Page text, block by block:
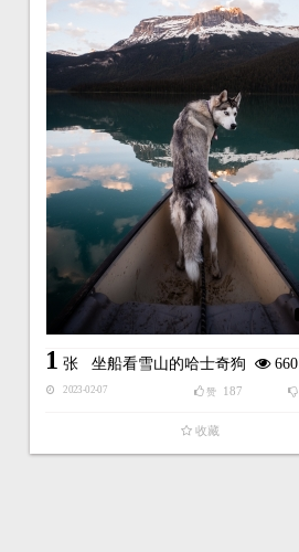
1 张 坐船看雪山的哈士奇狗 660
2023-02-07 赞 187
收藏